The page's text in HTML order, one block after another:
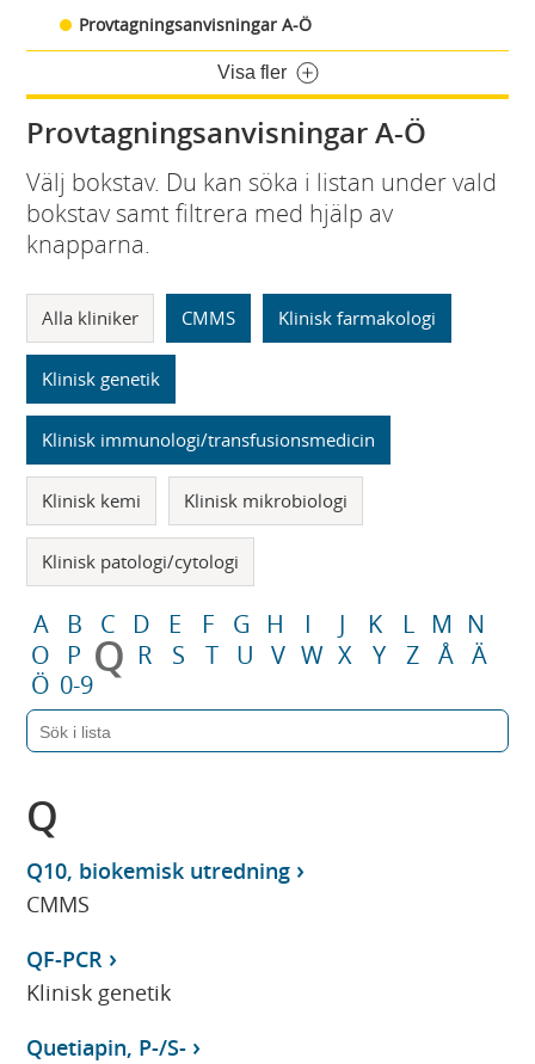
Provtagningsanvisningar A-Ö
Visa fler
Provtagningsanvisningar A-Ö
Välj bokstav. Du kan söka i listan under vald
bokstav samt filtrera med hjälp av
knapparna.
Alla kliniker CMMS Klinisk farmakologi
Klinisk genetik
Klinisk immunologi/transfusionsmedicin
Klinisk kemi Klinisk mikrobiologi
Klinisk patologi/cytologi
A B C D E F G H I J K L M N
O
P Q R S T U V W X Y Z Å Ä
Ö 0-9
Q
Q10, biokemisk utredning
CMMS
QF-PCR
Klinisk genetik
Quetiapin, P-/S-